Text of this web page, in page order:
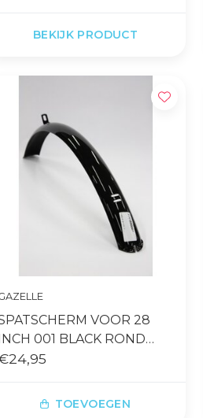
BEKIJK PRODUCT
VOOR 28
001 BLACK ROND
R50
TOEVOEGEN